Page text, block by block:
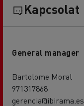
Kapcsolat
General manager
Bartolome Moral
971317868
gerencia@ibirama.es